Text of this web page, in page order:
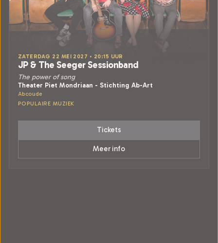
ZATERDAG 22 MEI 2027 • 20:15 UUR
JP & The Seeger Sessionband
The power of song
Theater Piet Mondriaan - Stichting Ab-Art
Abcoude
POPULAIRE MUZIEK
Tickets
Meer info